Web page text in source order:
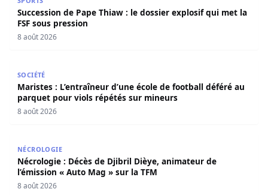
Succession de Pape Thiaw : le dossier explosif qui met la
FSF sous pression
8 août 2026
SOCIÉTÉ
Maristes : L’entraîneur d’une école de football déféré au
parquet pour viols répétés sur mineurs
8 août 2026
NÉCROLOGIE
Nécrologie : Décès de Djibril Dièye, animateur de
l’émission « Auto Mag » sur la TFM
8 août 2026